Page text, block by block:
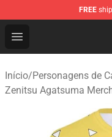
FREE
Open menu
Kimetsu no
Início/Personagens de
Zenitsu Agatsuma